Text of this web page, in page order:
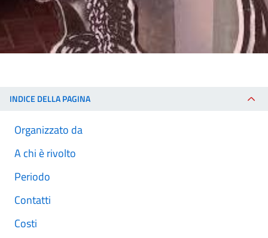
INDICE DELLA PAGINA
Organizzato da
A chi è rivolto
Periodo
Contatti
Costi